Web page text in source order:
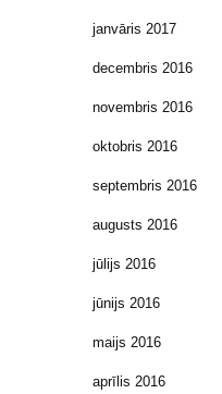
janvāris 2017
decembris 2016
novembris 2016
oktobris 2016
septembris 2016
augusts 2016
jūlijs 2016
jūnijs 2016
maijs 2016
aprīlis 2016